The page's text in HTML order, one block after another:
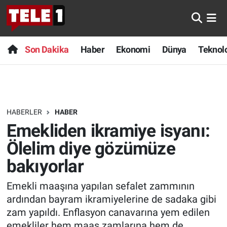
Son Dakika Haber Ekonomi Dünya
HABERLER HABER
Emekliden ikramiye isyanı:
Ölelim diye gözümüze
bakıyorlar
Emekli maaşına yapılan sefalet zammının
ardından bayram ikramiyelerine de sadaka gibi
zam yapıldı. Enflasyon canavarına yem edilen
Anında Manşet
Başka Sohbetler
Bilim turu
Bilim ve Teknoloji Evreni
Doğa Konuşuyor
Dünya
Ege Saati
Son Dakika
Haber
Dünya
Teknoloji
Sağlık
Spor
Yayın Akışı
Nöbetçi Eczaneler
Hava Durumu
Trafik Durumu
Süper Lig Puan Durumu ve Fikstür
Tüm Manşetler
Son Dakika Haberleri
Haber Arşivi